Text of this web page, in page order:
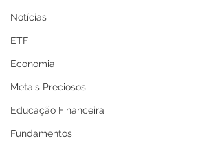
Notícias
ETF
Economia
Metais Preciosos
Educação Financeira
Fundamentos